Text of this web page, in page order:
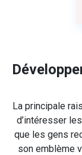
La principale
d’intéresser
que les gens
son emblème